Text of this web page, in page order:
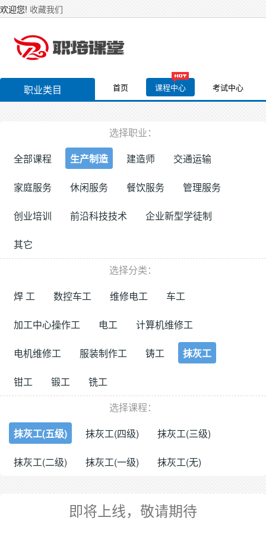
欢迎您! 收藏我们
职业类目 首页 课程中心 考试中心
选择职业：
全部课程
生产制造 建造师 交通运输
家庭服务 休闲服务 餐饮服务 管理服务
创业培训 前沿科技技术 企业新型学徒制
其它
选择分类：
焊 工
数控车工 维修电工 车工
加工中心操作工 电工 计算机维修工
电机维修工 服装制作工 铸工 抹灰工
钳工 锻工
铣工
选择课程：
抹灰工(五级)
抹灰工(四级) 抹灰工(三级)
抹灰工(二级) 抹灰工(一级) 抹灰工(无)
即将上线，敬请期待